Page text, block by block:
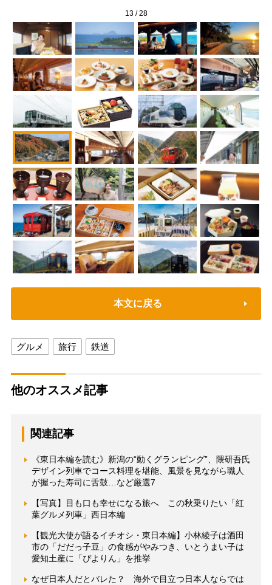
13/28
本文に戻る
グルメ 旅行 鉄道
他のオススメ記事
関連記事
《東日本編を読む》新潟の“動くグランピング”、隈研吾氏
デザイン列車でコース料理を堪能、風景を見ながら職人
が握った寿司に舌鼓…など厳選7
【写真】目も口も幸せになる旅へ この秋乗りたい「紅
葉グルメ列車」西日本編
【観光大使が語るイチオシ・東日本編】小林綾子は酒田
市の「だだっ子豆」の食感がやみつき、いとうまい子は
愛知土産に「ぴよりん」を推挙
なぜ日本人だとバレた？ 海外で目立つ日本人ならでは